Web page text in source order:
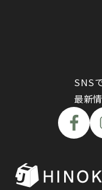
SNS
最新